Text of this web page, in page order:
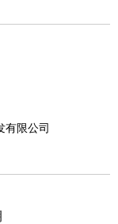
有限公司